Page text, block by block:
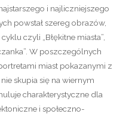
i najliczniejszego
powstał szereg obrazów,
czyli „Błękitne miasta”,
W poszczególnych
miast pokazanymi z
skupia się na wiernym
charakterystyczne dla
i społeczno-